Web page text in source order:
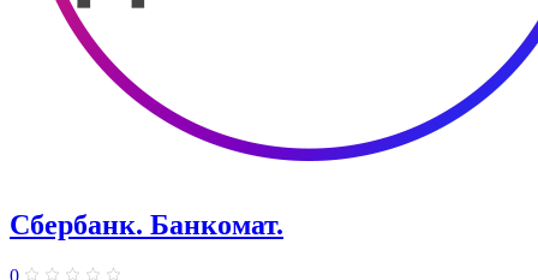
Сбербанк. Банкомат.